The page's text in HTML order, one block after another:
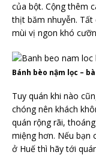
của bột. Cộng thêm
thịt băm nhuyễn.
mùi vị ngon khó
Bánh bèo nậm lọc –
Tuy quán khi nào
chóng nên khách
quán rộng rãi,
miệng hơn. Nếu bạn
ở Huế thì hãy tới